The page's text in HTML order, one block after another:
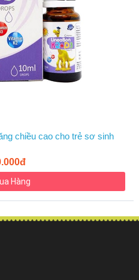
chiều cao cho trẻ sơ sinh
Hàng